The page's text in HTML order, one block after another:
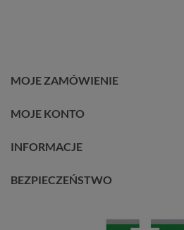
MOJE ZAMÓWIENIE
MOJE KONTO
INFORMACJE
BEZPIECZEŃSTWO